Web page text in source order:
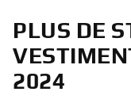
PLUS DE
2024